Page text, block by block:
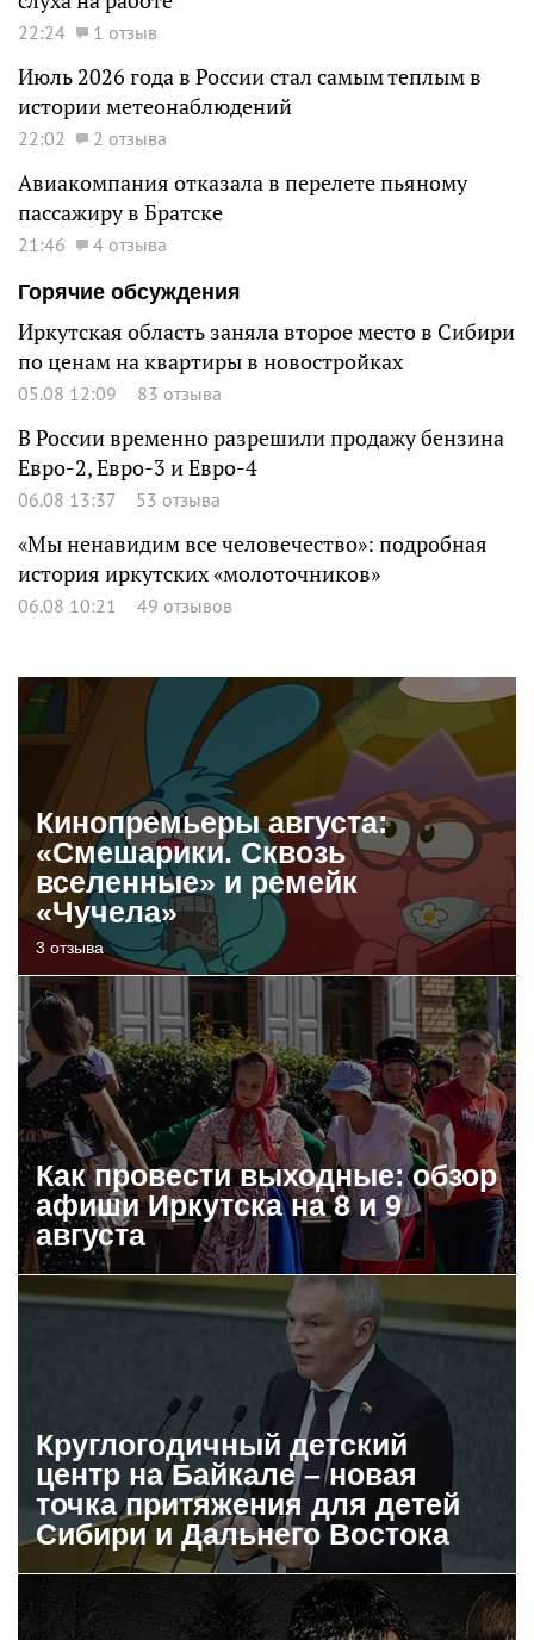
22:24 1 отзыв
Июль 2026 года в России стал самым теплым в
истории метеонаблюдений
22:02 2 отзыва
Авиакомпания отказала в перелете пьяному
пассажиру в Братске
21:46
4 отзыва
Горячие обсуждения
Иркутская область заняла второе место в Сибири
по ценам на квартиры в новостройках
05.08 12:09 83 отзыва
В России временно разрешили продажу бензина
Евро-2, Евро-3 и Евро-4
06.08 13:37 53 отзыва
«Мы ненавидим все человечество»: подробная
история иркутских «молоточников»
06.08 10:21 49 отзывов
Кинопремьеры августа:
«Смешарики. Сквозь
вселенные» и ремейк
«Чучела»
3 отзыва
Как провести выходные: обзор
афиши Иркутска на 8 и 9
августа
Круглогодичный детский
центр на Байкале – новая
точка притяжения для детей
Сибири и Дальнего Востока